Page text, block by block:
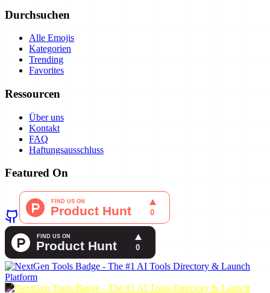
Durchsuchen
Alle Emojis
Kategorien
Trending
Favorites
Ressourcen
Über uns
Kontakt
FAQ
Haftungsausschluss
Featured On